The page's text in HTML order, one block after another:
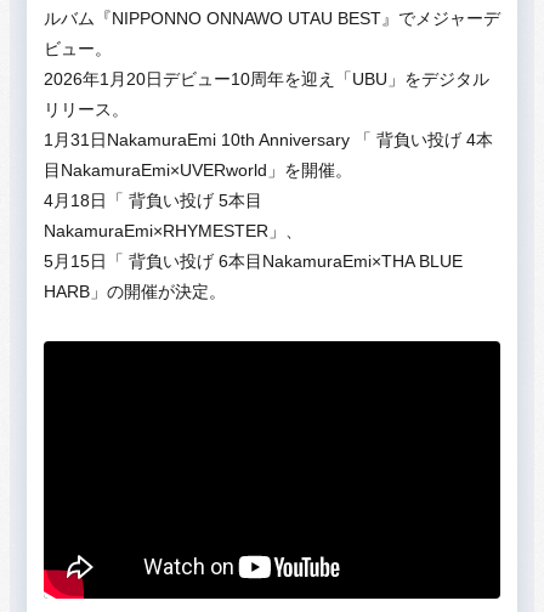
ルバム『NIPPONNO ONNAWO UTAU BEST』でメジャーデ
ビュー。
2026年1月20日デビュー10周年を迎え「UBU」をデジタル
リリース。
1月31日NakamuraEmi 10th Anniversary 「 背負い投げ 4本
⽬NakamuraEmi×UVERworld」を開催。
4月18日「 背負い投げ 5本⽬
NakamuraEmi×RHYMESTER」、
5月15日「 背負い投げ 6本⽬NakamuraEmi×THA BLUE
HARB」の開催が決定。